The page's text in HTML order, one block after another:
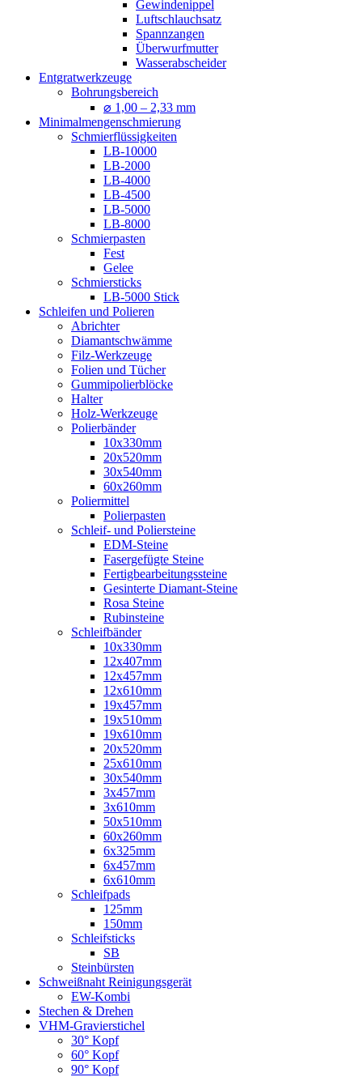
Gewindenippel
Luftschlauchsatz
Spannzangen
Überwurfmutter
Wasserabscheider
Entgratwerkzeuge
Bohrungsbereich
⌀ 1,00 – 2,33 mm
Minimalmengenschmierung
Schmierflüssigkeiten
LB-10000
LB-2000
LB-4000
LB-4500
LB-5000
LB-8000
Schmierpasten
Fest
Gelee
Schmiersticks
LB-5000 Stick
Schleifen und Polieren
Abrichter
Diamantschwämme
Filz-Werkzeuge
Folien und Tücher
Gummipolierblöcke
Halter
Holz-Werkzeuge
Polierbänder
10x330mm
20x520mm
30x540mm
60x260mm
Poliermittel
Polierpasten
Schleif- und Poliersteine
EDM-Steine
Fasergefügte Steine
Fertigbearbeitungssteine
Gesinterte Diamant-Steine
Rosa Steine
Rubinsteine
Schleifbänder
10x330mm
12x407mm
12x457mm
12x610mm
19x457mm
19x510mm
19x610mm
20x520mm
25x610mm
30x540mm
3x457mm
3x610mm
50x510mm
60x260mm
6x325mm
6x457mm
6x610mm
Schleifpads
125mm
150mm
Schleifsticks
SB
Steinbürsten
Schweißnaht Reinigungsgerät
EW-Kombi
Stechen & Drehen
VHM-Gravierstichel
30° Kopf
60° Kopf
90° Kopf